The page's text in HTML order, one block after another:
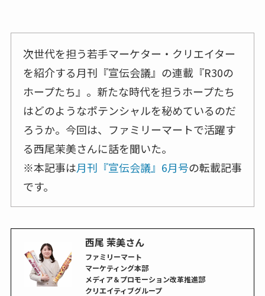
次世代を担う若手マーケター・クリエイター
を紹介する月刊『宣伝会議』の連載『R30の
ホープたち』。新たな時代を担うホープたち
はどのようなポテンシャルを秘めているのだ
ろうか。今回は、ファミリーマートで活躍す
る西尾茉美さんに話を聞いた。
※本記事は月刊『宣伝会議』6月号の転載記事
です。
西尾 茉美さん
ファミリーマート
マーケティング本部
メディア＆プロモーション改革推進部
クリエイティブグループ